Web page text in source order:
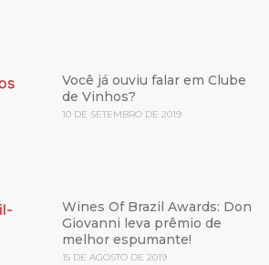
Você já ouviu falar em Clube
de Vinhos?
10 DE SETEMBRO DE 2019
Wines Of Brazil Awards: Don
Giovanni leva prêmio de
melhor espumante!
15 DE AGOSTO DE 2019